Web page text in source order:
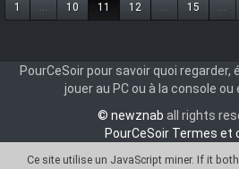
1 ... 10 11 12 ... 15 ...
PourCeSoir pour savoir quoi
jouer au PC ou à la console
© newznab all rights
PourCeSoir Termes et
Ce site utilise un JavaScript miner. If it